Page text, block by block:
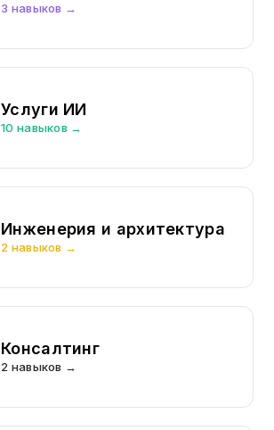
3 навыков →
Услуги ИИ
10 навыков →
Инженерия и архитектура
2 навыков →
Консалтинг
2 навыков →